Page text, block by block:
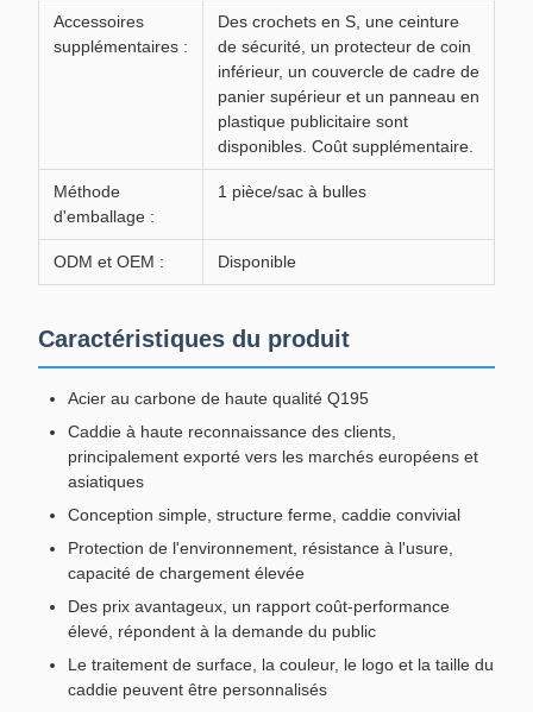
Accessoires
supplémentaires :
Des crochets en S, une ceinture
de sécurité, un protecteur de coin
inférieur, un couvercle de cadre de
panier supérieur et un panneau en
plastique publicitaire sont
disponibles. Coût supplémentaire.
Méthode
d'emballage :
1 pièce/sac à bulles
ODM et OEM : Disponible
Caractéristiques du produit
Acier au carbone de haute qualité Q195
Caddie à haute reconnaissance des clients,
principalement exporté vers les marchés européens et
asiatiques
Conception simple, structure ferme, caddie convivial
Protection de l'environnement, résistance à l'usure,
capacité de chargement élevée
Des prix avantageux, un rapport coût-performance
élevé, répondent à la demande du public
Le traitement de surface, la couleur, le logo et la taille du
caddie peuvent être personnalisés